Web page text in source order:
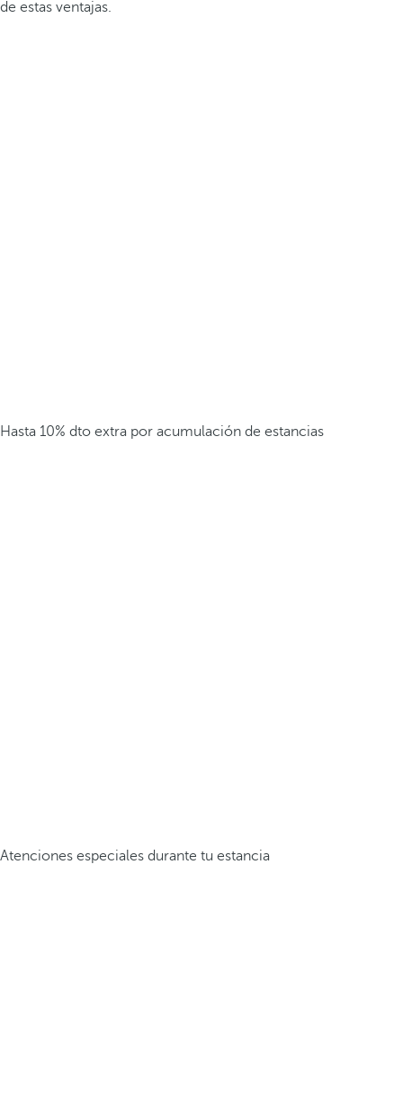
de estas ventajas.
Hasta 10% dto extra por acumulación de estancias
Atenciones especiales durante tu estancia